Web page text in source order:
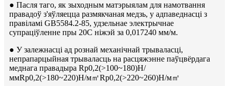
● Пасля таго, як зыходным матэрыялам для намотвання
правадоў з'яўляецца размякчаная медзь, у адпаведнасці з
правіламі GB5584.2-85, удзельнае электрычнае
супраціўленне пры 20C ніжэй за 0,017240 мм/м.
● У залежнасці ад рознай механічнай трываласці,
непрапарцыйная трываласць на расцяжэнне паўцвёрдага
меднага правадыра Rp0,2(>100~180)Н/
ммRp0,2(>180~220)Н/м㎡Rp0,2(>220~260)Н/м㎡